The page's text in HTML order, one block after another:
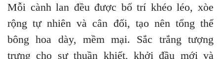
Mỗi cành lan đều được bố trí khéo léo, xòe
rộng tự nhiên và cân đối, tạo nên tổng thể
bông hoa dày, mềm mại. Sắc trắng tượng
trưng cho sự thuần khiết, khởi đầu mới và